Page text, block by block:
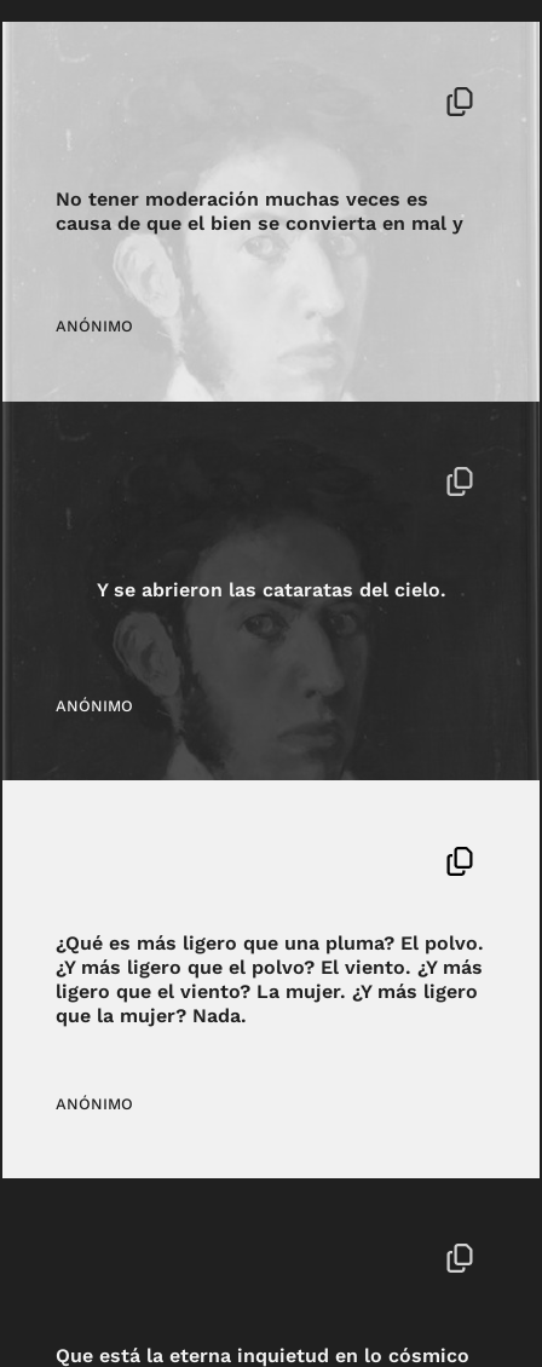
No tener moderación muchas veces es
causa de que el bien se convierta en mal y
ANÓNIMO
Y se abrieron las cataratas del cielo.
ANÓNIMO
¿Qué es más ligero que una pluma? El polvo.
¿Y más ligero que el polvo? El viento. ¿Y más
ligero que el viento? La mujer. ¿Y más ligero
que la mujer? Nada.
ANÓNIMO
Que está la eterna inquietud en lo cósmico